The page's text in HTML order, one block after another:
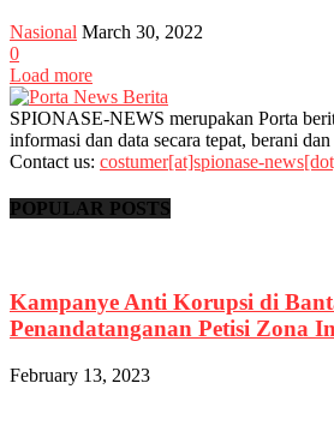
Nasional March 30, 2022
0
Load more
SPIONASE-NEWS merupakan Porta
informasi dan data secara tepat, berani dan
Contact us: costumer[at]spionase-
POPULAR POSTS
Kampanye Anti Korupsi di
Penandatanganan Petisi Zona
February 13, 2023